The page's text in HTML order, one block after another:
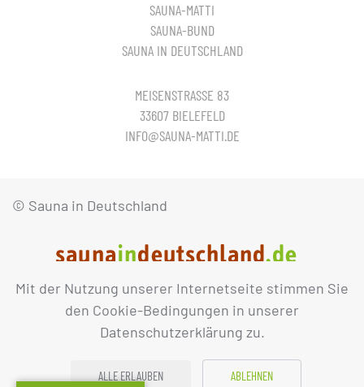
Mit der Nutzung unserer Internetseite stimmen Sie
den Cookie-Bedingungen in unserer
Datenschutzerklärung zu.
ALLE ERLAUBEN ABLEHNEN
SAUNA-MATTI
SAUNA-BUND
SAUNA IN DEUTSCHLAND
MEISENSTRASSE 83
33607 BIELEFELD
INFO@SAUNA-MATTI.DE
© Sauna in Deutschland
IMPRESSUM DATENSCHUTZ